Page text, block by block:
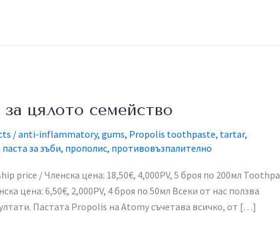
цялото семейство
/anti-inflammatory, gums, Propolis toothpaste, tartar,
паста за зъби, прополис, противовъзпалително
price / Членска цена: 18,50€, 4,000PV, 5 броя по 200мл​
цена: 6,50€, 2,000PV, 4 броя по 50мл​ Всеки от нас ползва
Пастата Propolis на Atomy съчетава всичко, от […]